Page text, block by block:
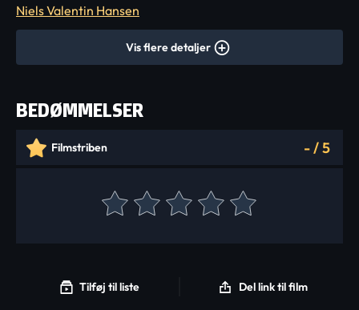
Niels Valentin Hansen
Vis flere detaljer
BEDØMMELSER
Filmstriben -/5
Tilføj til liste Del link til film